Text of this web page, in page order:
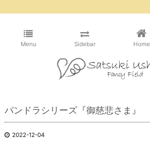
Menu Sidebar Home
パンドラシリーズ『御慈悲さま』
2022-12-04